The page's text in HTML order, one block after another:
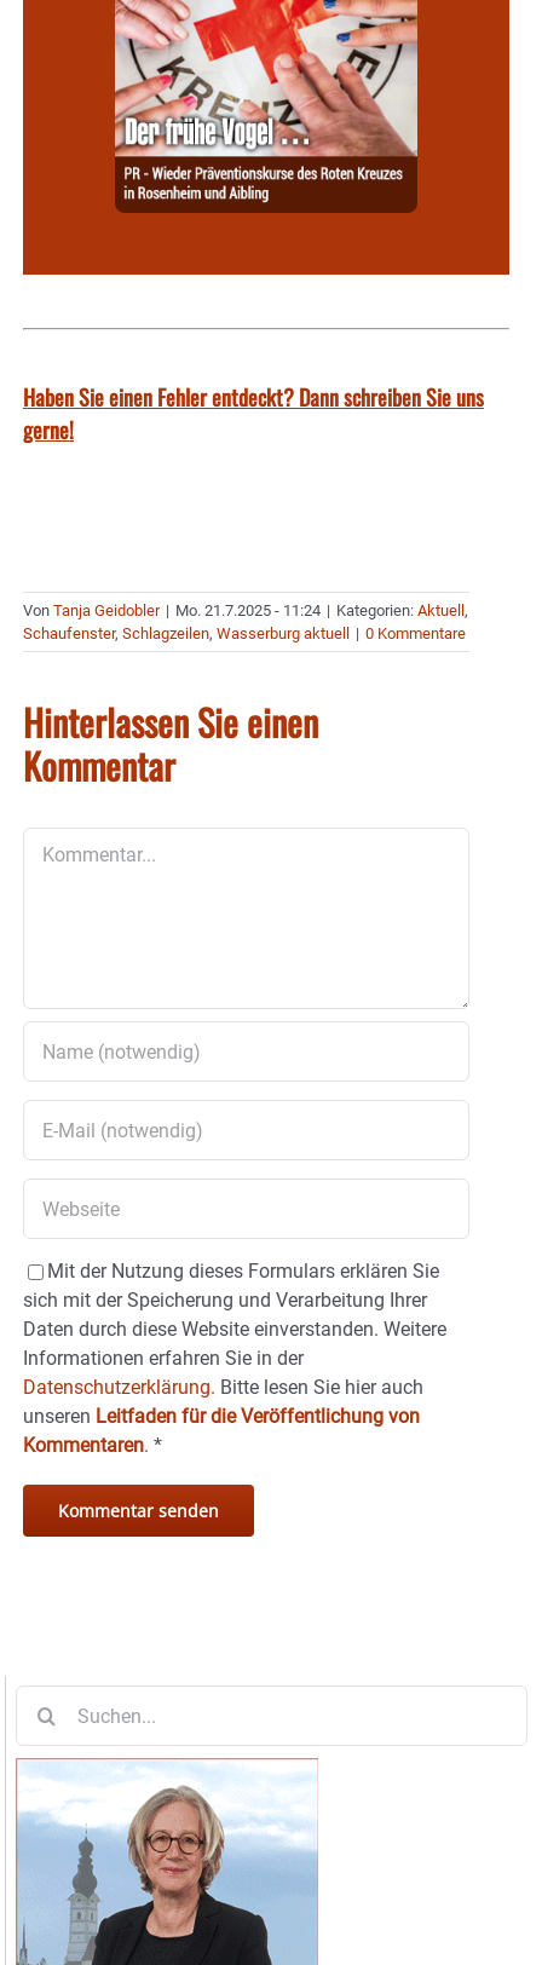
Haben Sie einen Fehler entdeckt? Dann schreiben Sie uns
gerne!
Von Tanja Geidobler | Mo. 21.7.2025 - 11:24 | Kategorien: Aktuell ,
Schaufenster, Schlagzeilen, Wasserburg aktuell | 0 Kommentare
Hinterlassen Sie einen
Kommentar
Mit der Nutzung dieses Formulars erklären Sie
sich mit der Speicherung und Verarbeitung Ihrer
Daten durch diese Website einverstanden. Weitere
Informationen erfahren Sie in der
Datenschutzerklärung. Bitte lesen Sie hier auch
unseren Leitfaden für die Veröffentlichung von
Kommentaren. *
nach: